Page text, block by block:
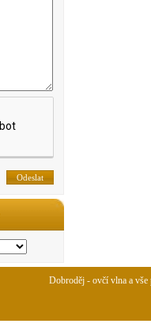
Dobroděj - ovčí vlna a vše